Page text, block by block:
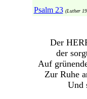
Psalm 23 (Luther
Der
der
Auf
Zur Ruhe
Und